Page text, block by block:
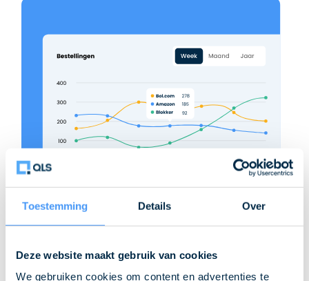
Toestemming Details Over
Deze website maakt gebruik van cookies
We gebruiken cookies om content en advertenties te
24/7inzicht